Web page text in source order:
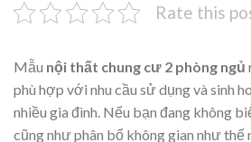
Rate this
Mẫu nội thất chung cư 2 phòng ngủ
phù hợp với nhu cầu sử dụng và sinh
nhiều gia đình. Nếu bạn đang không
cũng như phân bổ không gian như thế